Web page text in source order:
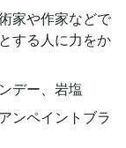
家や作家などで
する人に力をか
デー、岩塩
ンペイントブラ